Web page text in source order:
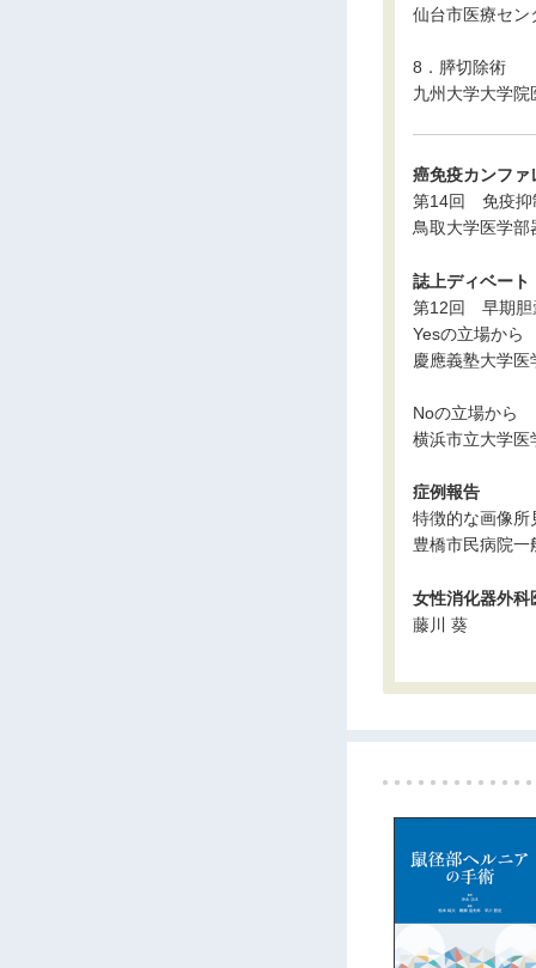
仙台市医療セ
8．膵切除術
九州大学大学
癌免疫カンファ
第14回 免疫抑
鳥取大学医学
誌上ディベート
第12回 早期胆
Yesの立場から
慶應義塾大学
Noの立場から
横浜市立大学
症例報告
特徴的な画像所
豊橋市民病院
女性消化器外科
藤川 葵